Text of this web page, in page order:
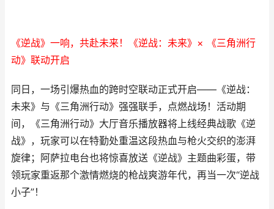
《逆战》一响，共赴未来！《逆战：未来》× 《三角洲行
动》联动开启
同日，一场引爆热血的跨时空联动正式开启——《逆战：
未来》与《三角洲行动》强强联手，点燃战场！活动期
间，《三角洲行动》大厅音乐播放器将上线经典战歌《逆
战》，玩家可以在特勤处重温这段热血与枪火交织的澎湃
旋律；阿萨拉电台也将惊喜放送《逆战》主题曲彩蛋，带
领玩家重返那个激情燃烧的枪战爽游年代，再当一次“逆战
小子”！